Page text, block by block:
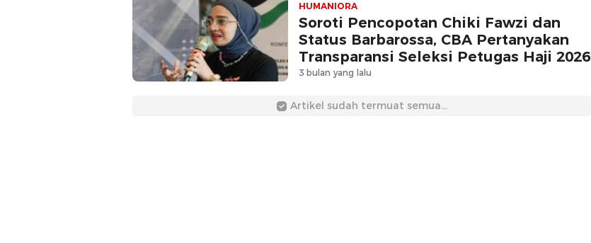
HUMANIORA
Soroti Pencopotan Chiki Fawzi dan
Status Barbarossa, CBA Pertanyakan
Transparansi Seleksi Petugas Haji 2026
3 bulan yang lalu
Artikel sudah termuat semua...